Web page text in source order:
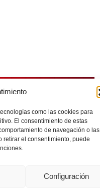
como las cookies para
El consentimiento de estas
de navegación o las
retirar el consentimiento, puede
Configuración